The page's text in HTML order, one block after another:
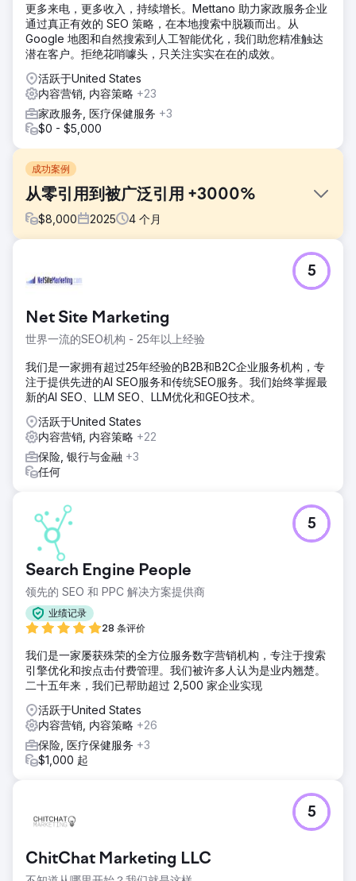
更多来电，更多收入，持续增长。Mettano 助力家政服务企业
通过真正有效的 SEO 策略，在本地搜索中脱颖而出。从
Google 地图和自然搜索到人工智能优化，我们助您精准触达
潜在客户。拒绝花哨噱头，只关注实实在在的成效。
活跃于United States
内容营销, 内容策略 +23
家政服务, 医疗保健服务 +3
$0 - $5,000
成功案例
从零引用到被广泛引用 +3000%
$8,000 2025 4 个月
一家成立不久、网站刚上线不久的初创公司，竟然没有出现在
人工智能搜索结果中——而它的竞争对手却都能找到。这些竞
的权威性，在关键话题上占据主导地位，并保持着强大的在线
影响力。这家初创公司在重要关键词的搜索结果中找不到，人
有限。
解决方案
这家初创公司推出了我们独创的列表式文章服务，两个月后，
该服务开始出现在人工智能生成的答案中，并出现在各种潜在
客户管理系统（LLM）中。该公司表示，他们开始收到潜在客
户的咨询。当他们询问这些潜在客户是如何找到他们的时，潜
在客户表示，他们的解决方案在某个最佳解决方案列表中排名
第一。四个月后，这家初创公司的品牌出现在人工智能针对其
结果
四个月后，这家初创公司的品牌出现在其目标客户群提出的所
有重要问题的AI答案中。他们在需要出现的各个LLM（潜在客
户管理）平台上都被引用和提及。他们的网站也开始在最重要
的关键词搜索结果中排名靠前，域名权重从0提升至18，网站
自然流量增长超过3000%，同时，他们还报告称潜在客户数
量和转化率均有所提高。
前往营销公司页面
Net Site Marketing
世界一流的SEO机构 - 25年以上经验
5
我们是一家拥有超过25年经验的B2B和B2C企业服务机构，专
注于提供先进的AI SEO服务和传统SEO服务。我们始终掌握最
新的AI SEO、LLM SEO、LLM优化和GEO技术。
活跃于United States
内容营销, 内容策略 +22
保险, 银行与金融 +3
任何
Search Engine People
领先的 SEO 和 PPC 解决方案提供商
业绩记录
28 条评价
5
我们是一家屡获殊荣的全方位服务数字营销机构，专注于搜索
引擎优化和按点击付费管理。我们被许多人认为是业内翘楚。
二十五年来，我们已帮助超过 2,500 家企业实现
活跃于United States
内容营销, 内容策略 +26
保险, 医疗保健服务 +3
$1,000 起
ChitChat Marketing LLC
5